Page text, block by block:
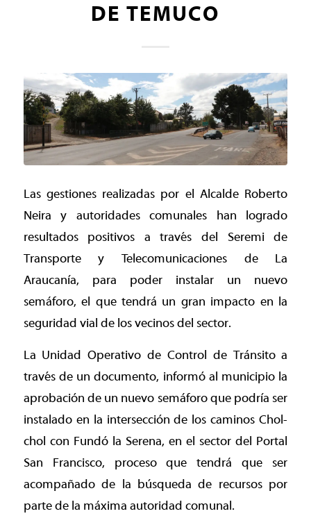
DE TEMUCO
Las gestiones realizadas por el Alcalde Roberto
Neira y autoridades comunales han logrado
resultados positivos a través del Seremi de
Transporte y Telecomunicaciones de La
Araucanía, para poder instalar un nuevo
semáforo, el que tendrá un gran impacto en la
seguridad vial de los vecinos del sector.
La Unidad Operativo de Control de Tránsito a
través de un documento, informó al municipio la
aprobación de un nuevo semáforo que podría ser
instalado en la intersección de los caminos Chol-
chol con Fundó la Serena, en el sector del Portal
San Francisco, proceso que tendrá que ser
acompañado de la búsqueda de recursos por
parte de la máxima autoridad comunal.